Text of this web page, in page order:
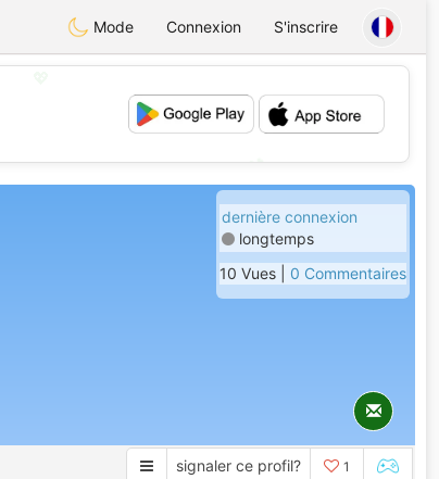
Mode Connexion S'inscrire
dernière connexion
longtemps
10 Vues | 0 Commentaires
signaler ce profil? 1